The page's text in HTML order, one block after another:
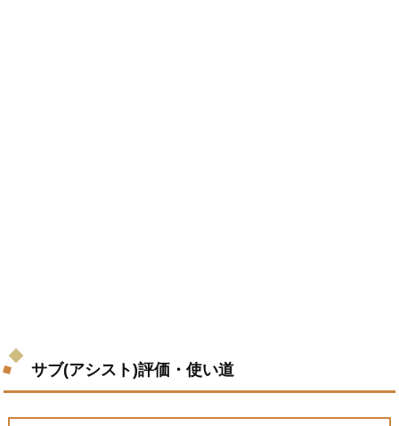
サブ(アシスト)評価・使い道